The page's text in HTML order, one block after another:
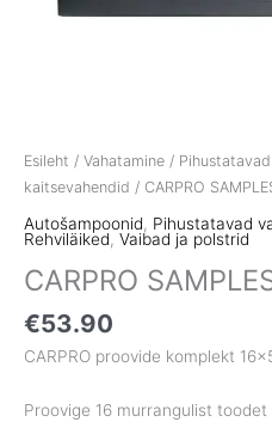
Esileht / Vahatamine /
kaitsevahendid / CARPRO
Autošampoonid Pihustatavad
Rehviläiked Vaibad ja polstrid
CARPRO
€53.90
CARPRO proovide komplekt
Proovige 16 murrangulist